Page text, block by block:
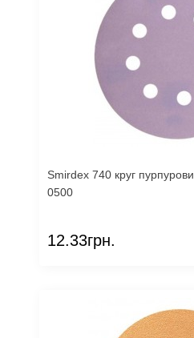
Smirdex 740 круг
0500
12.33грн.